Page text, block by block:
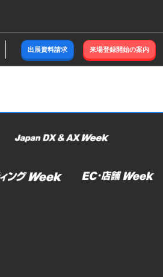
出展資料請求 来場登録開始の案内